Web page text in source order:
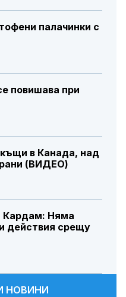
палачинки с
повишава при
в Канада, над
(ВИДЕО)
Кардам: Няма
действия срещу
НОВИНИ